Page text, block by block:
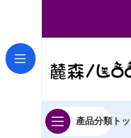
產品分類ト